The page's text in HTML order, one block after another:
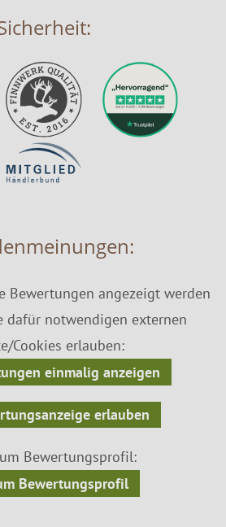
Bewertungen angezeigt werden
dafür notwendigen externen
Cookies erlauben:
einmalig anzeigen
erlauben
Bewertungsprofil:
Bewertungsprofil